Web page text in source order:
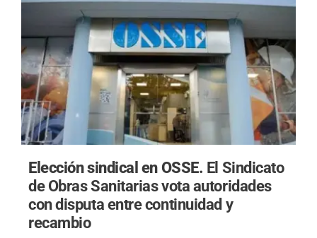
Elección sindical en OSSE. El Sindicato
de Obras Sanitarias vota autoridades
con disputa entre continuidad y
recambio